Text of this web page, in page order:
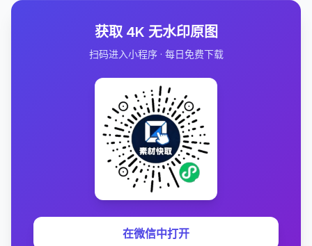
获取 4K 无水印原图
扫码进入小程序 · 每日免费下载
在微信中打开